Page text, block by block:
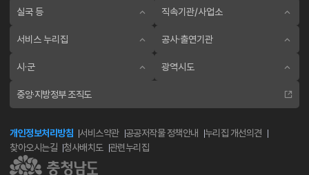
실국 등 직속기관/사업소
서비스 누리집 공사·출연기관
시·군 광역시도
중앙·지방정부 조직도
개인정보처리방침 서비스약관 공공저작물 정책안내
누리집 개선의견
찾아오시는길
청사배치도 관련누리집